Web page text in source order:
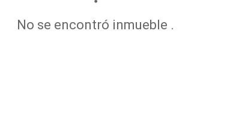
No se encontró inmueble .